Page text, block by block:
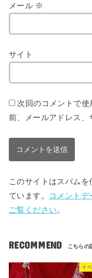
メール ※
サイト
次回のコメントで
前、メールアドレス、
このサイトはスパム
ています。
コメントデ
ご覧ください。
RECOMMEND
イ